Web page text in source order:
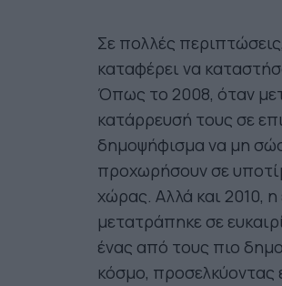
Σε πολλές
καταφέρει να
Όπως το 2008, όταν
κατάρρευσή τους σε
δημοψήφισμα να μη
προχωρήσουν σε
χώρας. Αλλά και 2010,
μετατράπηκε σε
ένας από τους πιο
κόσμο, προσελκύοντας